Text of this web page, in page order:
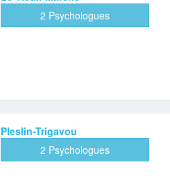
2 Psychologues
Pleslin-Trigavou
2 Psychologues